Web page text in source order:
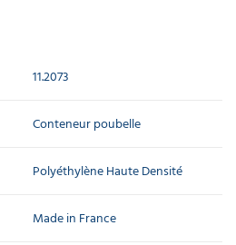
11.2073
Conteneur poubelle
Polyéthylène Haute Densité
Made in France